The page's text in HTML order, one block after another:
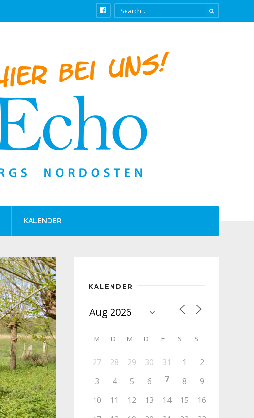
KALENDER
KALENDER
M D M D F S S
27 28 29 30 31 1
2
3
4 5 6 7 8
9
10
11 12 13 14 15
16